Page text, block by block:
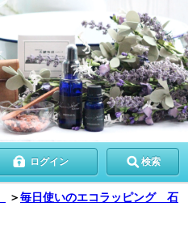
ログイン 検索
＞毎日使いのエコラッピング 石